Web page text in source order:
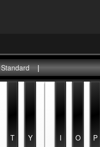
Standard |
T Y I O P